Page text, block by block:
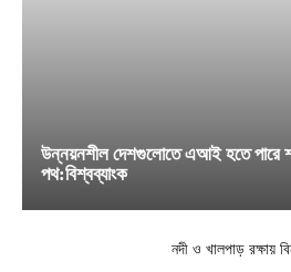
উন্নয়নশীল দেশগুলোতে এআই হতে পারে
পথ:বিশ্বব্যাংক
নদী ও খালপাড় রক্ষায়